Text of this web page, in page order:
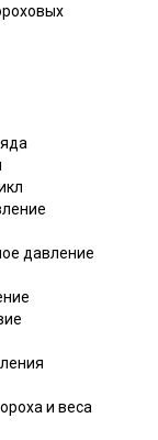
давление
и веса